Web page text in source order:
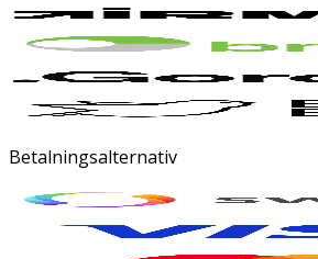
Betalningsalternativ